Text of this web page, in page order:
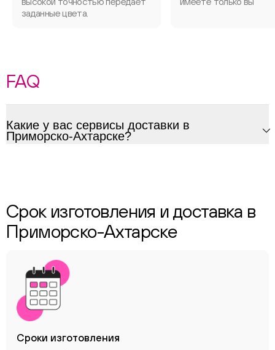
заданные цвета.
FAQ
Какие у вас сервисы доставки в
Приморско-Ахтарске?
Срок изготовления и доставка в
Приморско-Ахтарске
Сроки изготовления